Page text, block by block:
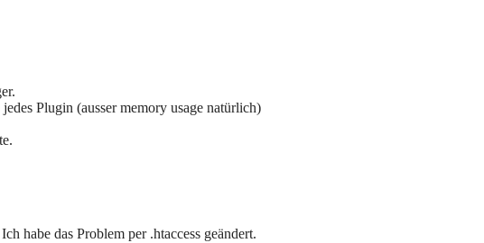
Plugin (ausser memory usage natürlich)
habe das Problem per .htaccess geändert.